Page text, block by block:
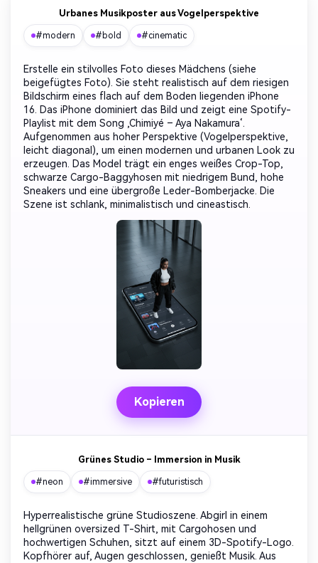
Urbanes Musikposter aus Vogelperspektive
#modern #bold #cinematic
Erstelle ein stilvolles Foto dieses Mädchens (siehe
beigefügtes Foto). Sie steht realistisch auf dem riesigen
Bildschirm eines flach auf dem Boden liegenden iPhone
16. Das iPhone dominiert das Bild und zeigt eine Spotify-
Playlist mit dem Song ‚Chimiyé – Aya Nakamura‘.
Aufgenommen aus hoher Perspektive (Vogelperspektive,
leicht diagonal), um einen modernen und urbanen Look zu
erzeugen. Das Model trägt ein enges weißes Crop-Top,
schwarze Cargo-Baggyhosen mit niedrigem Bund, hohe
Sneakers und eine übergroße Leder-Bomberjacke. Die
Szene ist schlank, minimalistisch und cineastisch.
Kopieren
Grünes Studio – Immersion in Musik
#neon #immersive #futuristisch
Hyperrealistische grüne Studioszene. Abgirl in einem
hellgrünen oversized T-Shirt, mit Cargohosen und
hochwertigen Schuhen, sitzt auf einem 3D-Spotify-Logo.
Kopfhörer auf, Augen geschlossen, genießt Musik. Aus